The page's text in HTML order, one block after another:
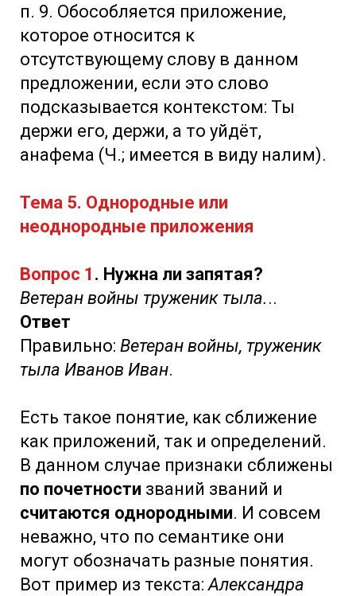
п. 9. Обособляется приложение,
которое относится к
отсутствующему слову в данном
предложении, если это слово
подсказывается контекстом: Ты
держи его, держи, а то уйдёт,
анафема (Ч.; имеется в виду налим).
Тема 5. Однородные или
неоднородные приложения
Вопрос 1 . Нужна ли запятая?
Ветеран войны труженик тыла. ..
Ответ
Правильно: Ветеран войны, труженик
тыла Иванов Иван.
Есть такое понятие, как сближение
как приложений, так и определений.
В данном случае признаки сближены
по почетности званий званий и
считаются однородными. И совсем
неважно, что по семантике они
могут обозначать разные понятия.
Вот пример из текста:Александра